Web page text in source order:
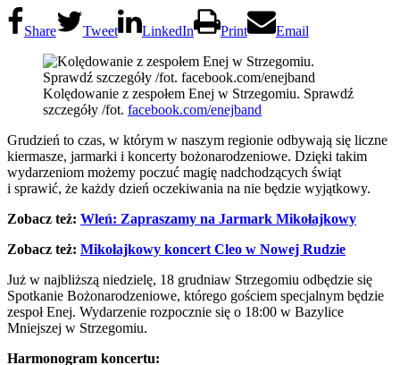
Share Tweet LinkedIn Print Email
Kolędowanie z zespołem Enej w Strzegomiu. Sprawdź
szczegóły /fot. facebook.com/enejband
Grudzień to czas, w którym w naszym regionie odbywają się liczne
kiermasze, jarmarki i koncerty bożonarodzeniowe. Dzięki takim
wydarzeniom możemy poczuć magię nadchodzących świąt
i sprawić, że każdy dzień oczekiwania na nie będzie wyjątkowy.
Zobacz też: Wleń: Zapraszamy na Jarmark Mikołajkowy
Zobacz też: Mikołajkowy koncert Cleo w Nowej Rudzie
Już w najbliższą niedzielę, 18 grudniaw Strzegomiu odbędzie się
Spotkanie Bożonarodzeniowe, którego gościem specjalnym będzie
zespoł Enej. Wydarzenie rozpocznie się o 18:00 w Bazylice
Mniejszej w Strzegomiu.
Harmonogram koncertu: